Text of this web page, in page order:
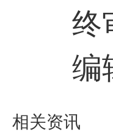
终审
编辑
相关资讯